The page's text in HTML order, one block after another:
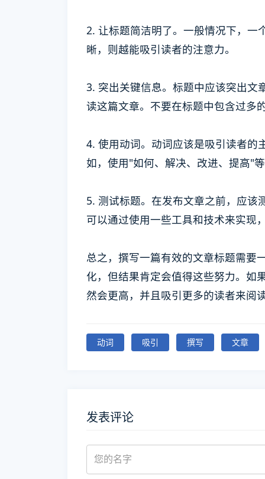
2. 让标题简洁明了。一般情况下，一
晰，则越能吸引读者的注意力。
3. 突出关键信息。标题中应该突出文
读这篇文章。不要在标题中包含过多
4. 使用动词。动词应该是吸引读者的
如，使用"如何、解决、改进、提高"
5. 测试标题。在发布文章之前，应该
可以通过使用一些工具和技术来实现
总之，撰写一篇有效的文章标题需要
化，但结果肯定会值得这些努力。如
然会更高，并且吸引更多的读者来阅
动词 吸引 撰写 文章
发表评论